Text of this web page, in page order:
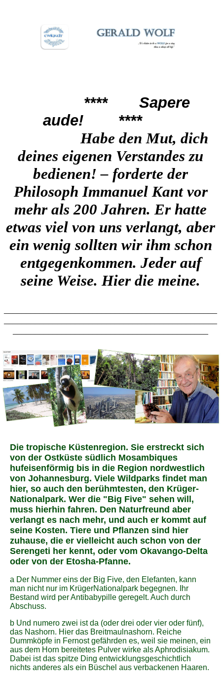
****
Sapere
aude!
****
Habe den Mut, dich
deines eigenen Verstandes zu
bedienen! – forderte der
Philosoph Immanuel Kant vor
mehr als 200 Jahren. Er hatte
etwas viel von uns verlangt, aber
ein wenig sollten wir ihm schon
entgegenkommen. Jeder auf
seine Weise. Hier die meine.
Die tropische Küstenregion. Sie erstreckt sich
von der Ostküste südlich Mosambiques
hufeisenförmig bis in die Region nordwestlich
von Johannesburg. Viele Wildparks findet man
hier, so auch den berühmtesten, den Krüger-
Nationalpark. Wer die "Big Five" sehen will,
muss hierhin fahren. Den Naturfreund aber
verlangt es nach mehr, und auch er kommt auf
seine Kosten. Tiere und Pflanzen sind hier
zuhause, die er vielleicht auch schon von der
Serengeti her kennt, oder vom Okavango-Delta
oder von der Etosha-Pfanne.
a Der Nummer eins der Big Five, den Elefanten, kann
man nicht nur im KrügerNationalpark begegnen. Ihr
Bestand wird per Antibabypille geregelt. Auch durch
Abschuss.
b Und numero zwei ist da (oder drei oder vier oder fünf),
das Nashorn. Hier das Breitmaulnashorn. Reiche
Dummköpfe in Fernost gefährden es, weil sie meinen, ein
aus dem Horn bereitetes Pulver wirke als Aphrodisiakum.
Dabei ist das spitze Ding entwicklungsgeschichtlich
nichts anderes als ein Büschel aus verbackenen Haaren.